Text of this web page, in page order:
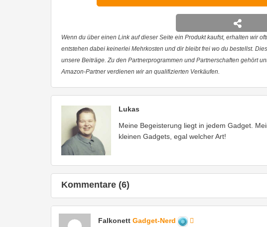
Wenn du über einen Link auf dieser Seite ein Produkt kaufst, erhalten wir
entstehen dabei keinerlei Mehrkosten und dir bleibt frei wo du bestellst.
unsere Beiträge. Zu den Partnerprogrammen und Partnerschaften gehört
Amazon-Partner verdienen wir an qualifizierten Verkäufen.
Lukas
Meine Begeisterung liegt in jedem Gadget.
kleinen Gadgets, egal welcher Art!
Kommentare (6)
Falkonett Gadget-Nerd